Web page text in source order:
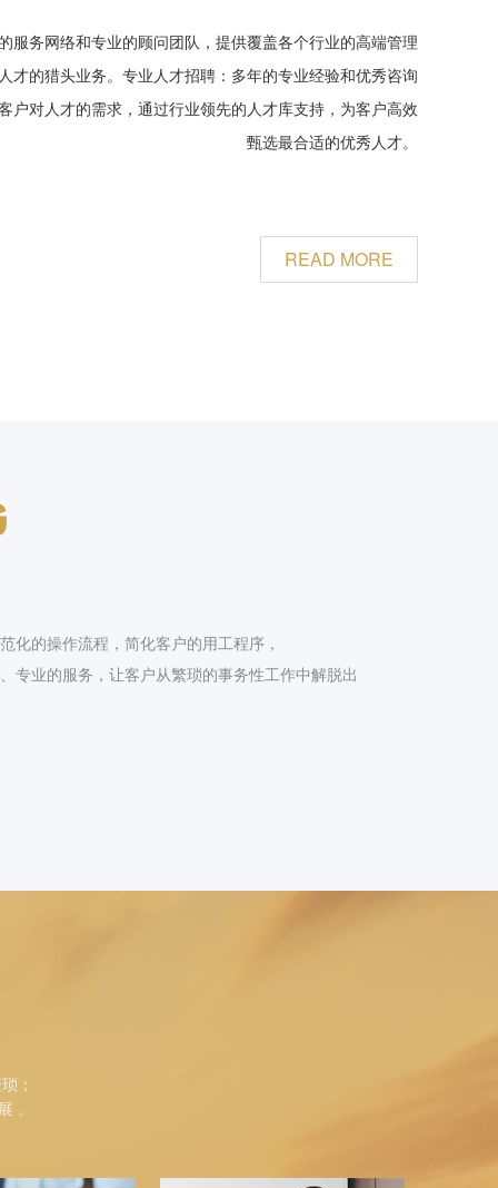
服务网络和专业的顾问团队，提供覆盖各个行业的高端管理
才的猎头业务。专业人才招聘：多年的专业经验和优秀咨询
户对人才的需求，通过行业领先的人才库支持，为客户高效
甄选最合适的优秀人才。
READ MORE
化的操作流程，简化客户的用工程序，
专业的服务，让客户从繁琐的事务性工作中解脱出
；
。